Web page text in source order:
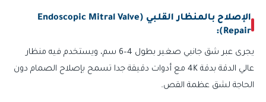
الإصلاح بالمنظار القلبي (Endoscopic Mitral Valve
Repair):
يجرى عبر شق جانبي صغير بطول 4–6 سم، ويستخدم فيه منظار
عالي الدقة بدقة 4K مع أدوات دقيقة جدا تسمح بإصلاح الصمام دون
الحاجة لشق عظمة القص.